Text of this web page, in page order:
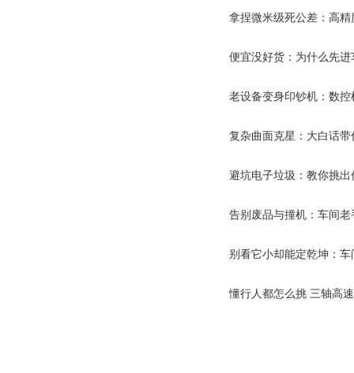
拿捏微米级死公差：高
便宜没好货：为什么先
老设备变身印钞机：数
复杂曲面克星：大白话
避坑电子垃圾：教你挑
告别废品与撞机：车间
别看它小却能定乾坤：
懂行人都怎么挑 三轴高